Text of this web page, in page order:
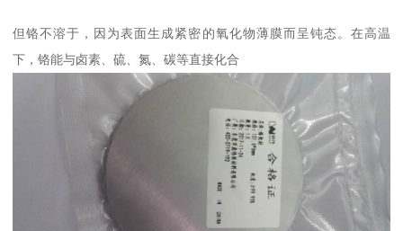
但铬不溶于，因为表面生成紧密的氧化物薄膜而呈钝态。在高温
下，铬能与卤素、硫、氮、碳等直接化合